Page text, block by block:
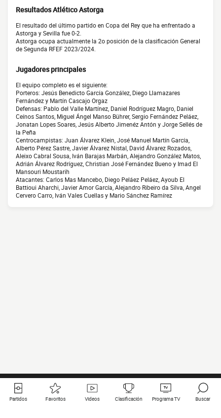
Resultados Atlético Astorga
El resultado del último partido en Copa del Rey que ha enfrentado a
Astorga y Sevilla fue 0-2.
Astorga ocupa actualmente la 2o posición de la clasificación General
de Segunda RFEF 2023/2024.
Jugadores principales
El equipo completo es el siguiente:
Porteros: Jesús Benedicto García González, Diego Llamazares
Fernández y Martín Cascajo Orgaz
Defensas: Pablo del Valle Martínez, Daniel Rodríguez Magro, Daniel
Ceínos Santos, Miguel Ángel Manso Bührer, Sergio Fernández Peláez,
Jonatan Lopes Soares, Jesús Alberto Jimenéz Antón y Jorge Sellés de
la Peña
Centrocampistas: Juan Álvarez Klein, José Manuel Martín García,
Alberto Pérez Sastre, Javier Álvarez Nistal, David Álvarez Rozados,
Aleixo Cabral Sousa, Iván Barajas Marbán, Alejandro González Matos,
Adrián Álvarez Rodríguez, Christian José Fernández Bueno y Imad El
Mansouri Moustarih
Atacantes: Carlos Mas Mancebo, Diego Peláez Peláez, Ayoub El
Battioui Aharchi, Javier Amor García, Alejandro Ribeiro da Silva, Angel
Cervero Carro, Iván Vales Cuellas y Mario Sánchez Ramírez
Partidos Favoritos Videos Clasificación Programa TV Buscar